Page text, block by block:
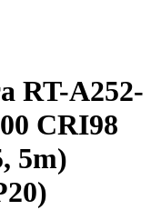
RT-A252-
CRI98
5m)